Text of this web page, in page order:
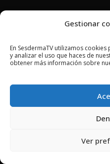
Gestionar
En SesdermaTV utilizamos
y analizar el uso que haces de
obtener más información sobre
Ver